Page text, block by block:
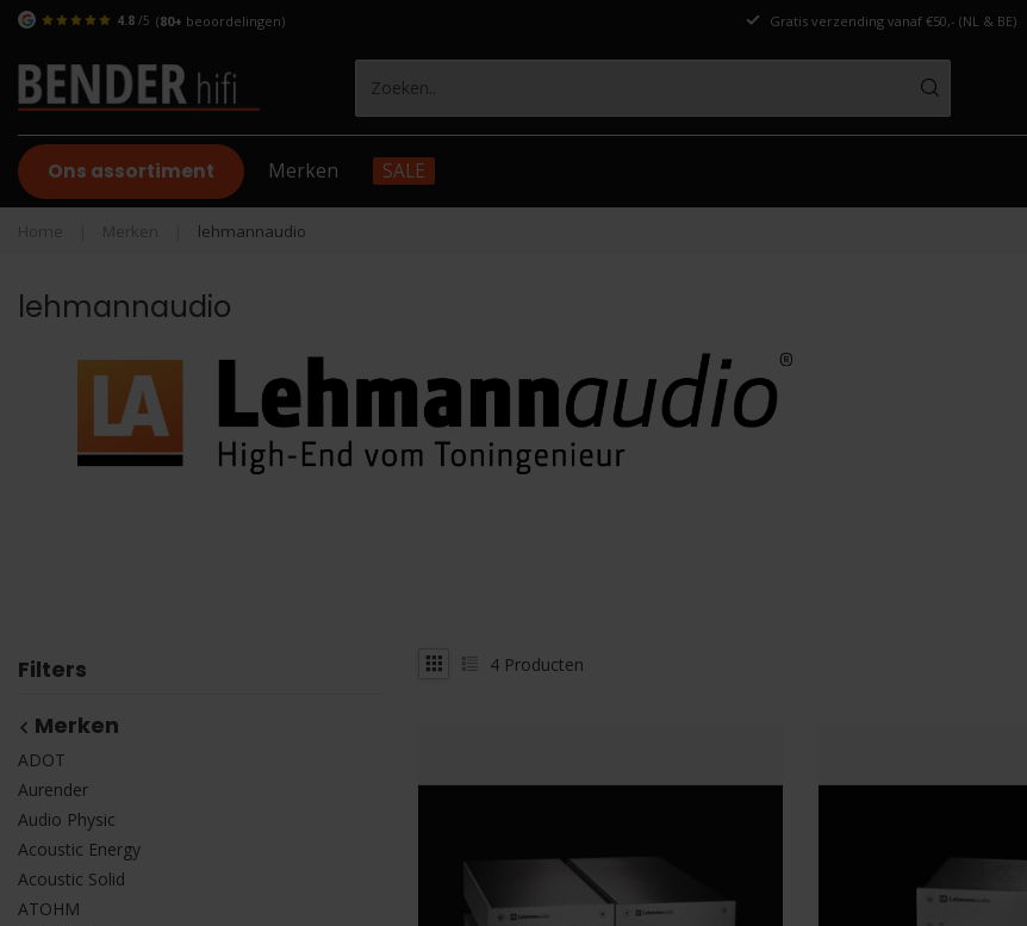
4.8 /5 (80+ beoordelingen) Gratis verzending vanaf €50,- (NL & BE)
Ons assortiment Merken SALE
Home Merken lehmannaudio
lehmannaudio
Filters
Merken
ADOT
Aurender
Audio Physic
Acoustic Energy
Acoustic Solid
ATOHM
4 Producten